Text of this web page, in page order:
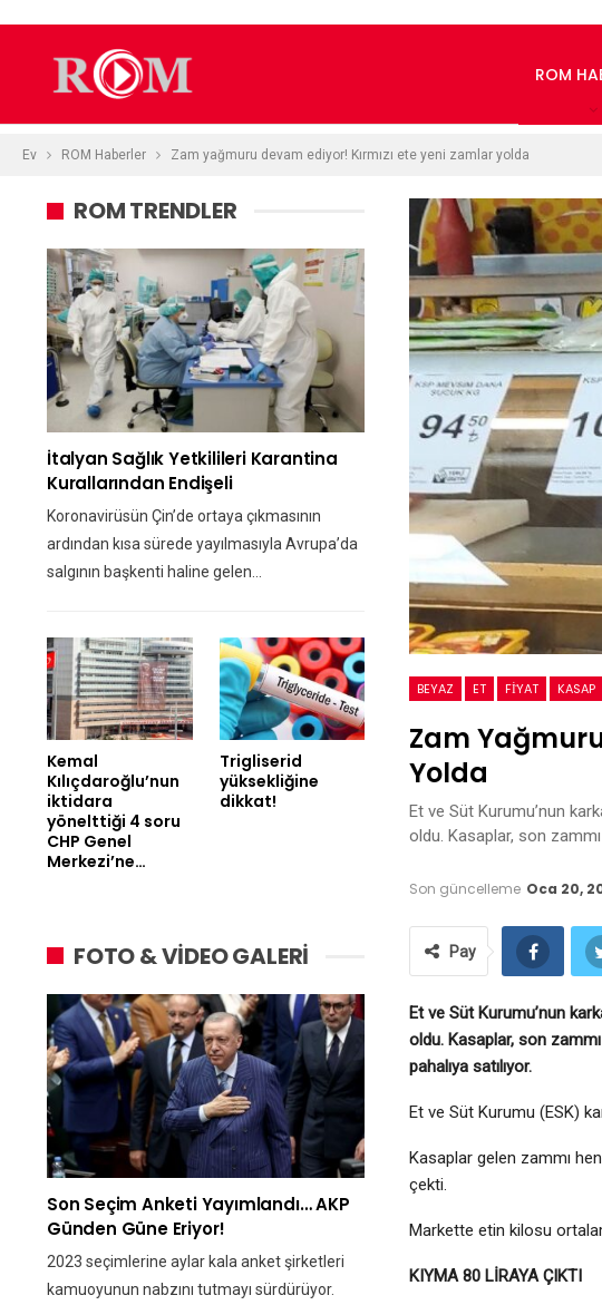
ROM
Ev ROM Haberler Zam yağmuru devam ediyor! Kırmızı ete yeni zamlar yolda
BEYAZ ET FİYAT KASAP
Zam
Yolda
Et ve Süt Kurumu’nun
oldu. Kasaplar, son
Son güncelleme Oca 20,
Pay
Et ve Süt Kurumu’nun
oldu. Kasaplar, son
pahalıya satılıyor.
Et ve Süt Kurumu (ESK)
Kasaplar gelen zammı
çekti.
Markette etin kilosu
KIYMA 80 LİRAYA ÇIKTI
ROM TRENDLER
İtalyan Sağlık Yetkilileri Karantina
Kurallarından Endişeli
Koronavirüsün Çin’de ortaya çıkmasının
ardından kısa sürede yayılmasıyla Avrupa’da
salgının başkenti haline gelen…
Kemal
Kılıçdaroğlu’nun
iktidara
yönelttiği 4 soru
CHP Genel
Merkezi’ne…
Trigliserid
yüksekliğine
dikkat!
FOTO & VİDEO GALERİ
Son Seçim Anketi Yayımlandı… AKP
Günden Güne Eriyor!
2023 seçimlerine aylar kala anket şirketleri
kamuoyunun nabzını tutmayı sürdürüyor.